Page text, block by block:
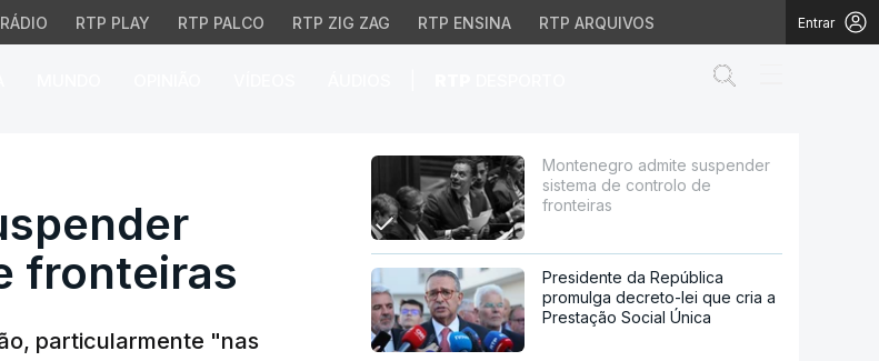
RÁDIO RTP PLAY RTP PALCO RTP ZIG ZAG RTP ENSINA RTP ARQUIVOS Entrar
sistema de controlo de fronteiras
fronteiras
particularmente "nas
Montenegro admite suspender
sistema de controlo de
fronteiras
Presidente da República
promulga decreto-lei que cria a
Prestação Social Única